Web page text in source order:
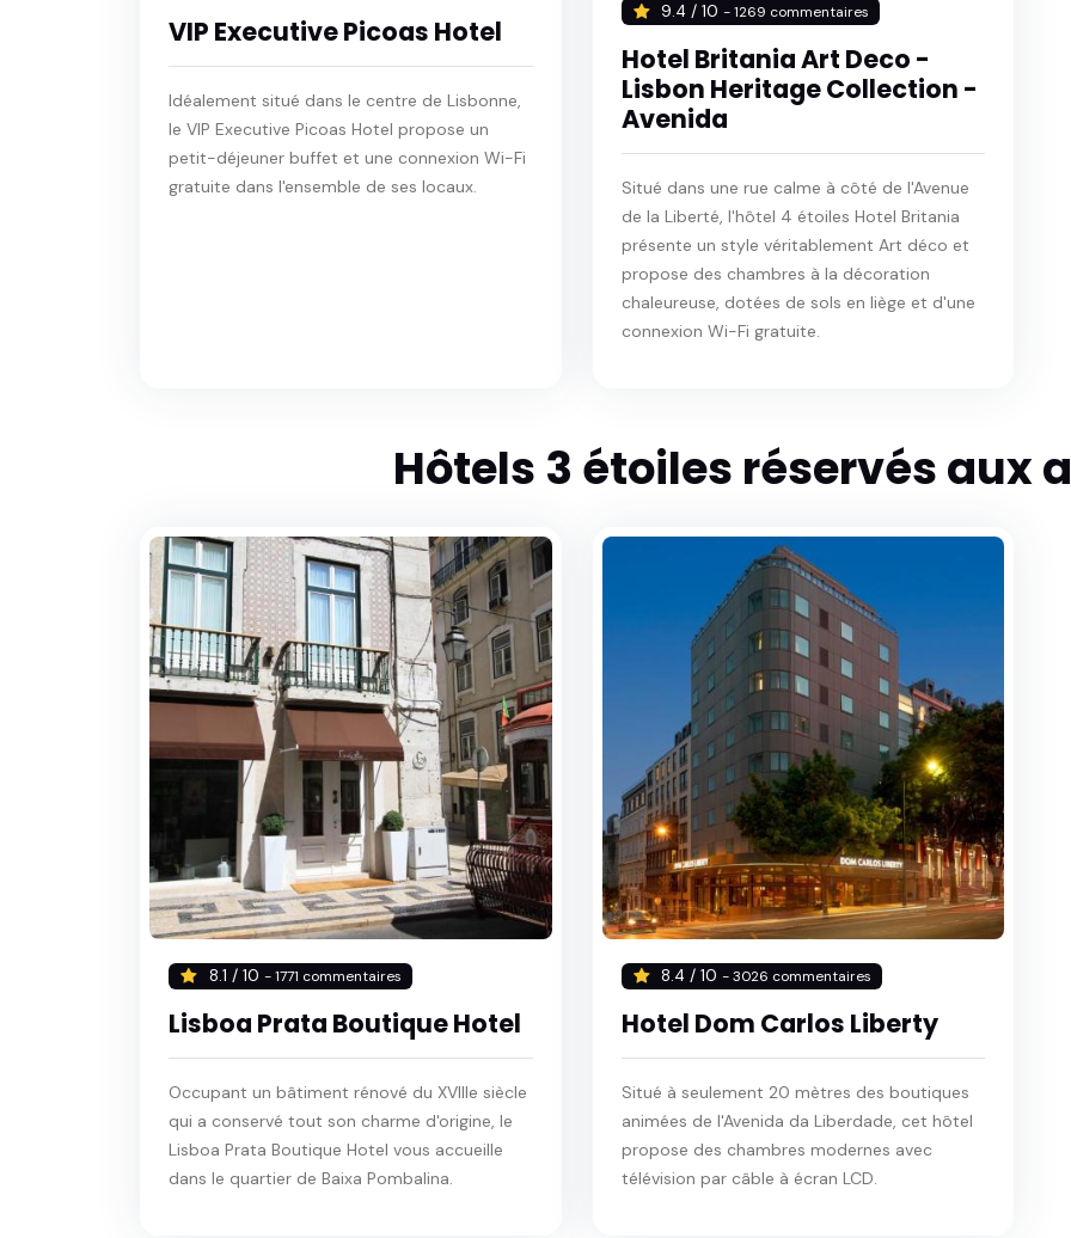
VIP Executive Picoas Hotel
Idéalement situé dans le centre de Lisbonne,
le VIP Executive Picoas Hotel propose un
petit-déjeuner buffet et une connexion Wi-Fi
gratuite dans l'ensemble de ses locaux.
9.4 / 10- 1269 commentaires
Hotel Britania Art Deco -
Lisbon Heritage Collection -
Avenida
Situé dans une rue calme à côté de l'Avenue
de la Liberté, l'hôtel 4 étoiles Hotel Britania
présente un style véritablement Art déco et
propose des chambres à la décoration
chaleureuse, dotées de sols en liège et d'une
connexion Wi-Fi gratuite.
Hôtels 3 étoiles réservés aux
8.1 / 10 - 1771 commentaires
Lisboa Prata Boutique Hotel
Occupant un bâtiment rénové du XVIIIe siècle
qui a conservé tout son charme d'origine, le
Lisboa Prata Boutique Hotel vous accueille
dans le quartier de Baixa Pombalina.
8.4 / 10- 3026 commentaires
Hotel Dom Carlos Liberty
Situé à seulement 20 mètres des boutiques
animées de l'Avenida da Liberdade, cet hôtel
propose des chambres modernes avec
télévision par câble à écran LCD.